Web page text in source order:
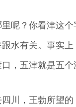
呢？你看津这个
水有关。事实上
，五津就是五个
川，王勃所望的